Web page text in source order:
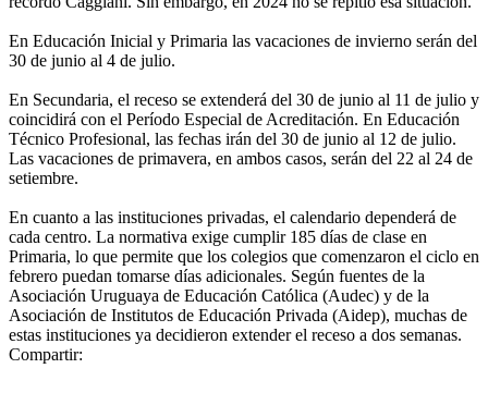
En Educación Inicial y Primaria las vacaciones de invierno serán del
30 de junio al 4 de julio.
En Secundaria, el receso se extenderá del 30 de junio al 11 de julio y
coincidirá con el Período Especial de Acreditación. En Educación
Técnico Profesional, las fechas irán del 30 de junio al 12 de julio.
Las vacaciones de primavera, en ambos casos, serán del 22 al 24 de
setiembre.
En cuanto a las instituciones privadas, el calendario dependerá de
cada centro. La normativa exige cumplir 185 días de clase en
Primaria, lo que permite que los colegios que comenzaron el ciclo en
febrero puedan tomarse días adicionales. Según fuentes de la
Asociación Uruguaya de Educación Católica (Audec) y de la
Asociación de Institutos de Educación Privada (Aidep), muchas de
estas instituciones ya decidieron extender el receso a dos semanas.
Compartir: